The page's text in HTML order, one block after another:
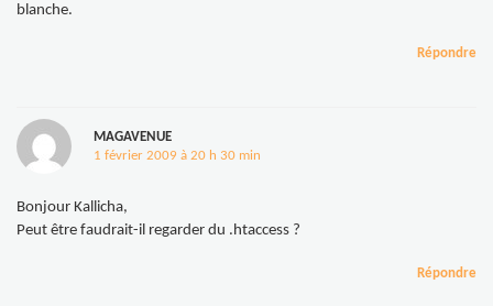
blanche.
Répondre
MAGAVENUE
1 février 2009 à 20 h 30 min
Bonjour Kallicha,
Peut être faudrait-il regarder du .htaccess ?
Répondre